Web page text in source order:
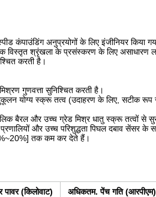
अनुप्रयोगों के लिए इंजीनियर किया
एक विस्तृत श्रृंखला के प्रसंस्करण के लिए
करती है।
गुणवत्ता सुनिश्चित करती है।
योग्य स्क्रू तत्व (उदाहरण के लिए, सटीक रूप
बैरल और उच्च ग्रेड मिश्र धातु स्क्रू तत्वों से
और उच्च परिशुद्धता पिघल दबाव सेंसर के
तक कम कर देते हैं।
पावर (किलोवाट) अधिकतम. पेंच गति (आरपीएम)